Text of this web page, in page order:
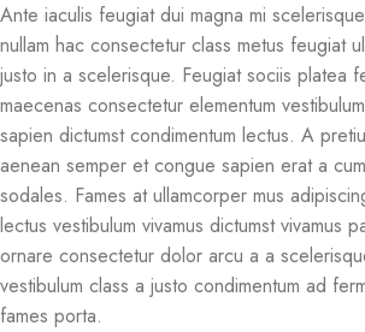
Ante iaculis feugiat dui magna mi
nullam hac consectetur class metus feugiat
justo in a scelerisque. Feugiat sociis platea
maecenas consectetur elementum
sapien dictumst condimentum lectus. A
aenean semper et congue sapien erat a
sodales. Fames at ullamcorper mus
lectus vestibulum vivamus dictumst vivamus
ornare consectetur dolor arcu a a
vestibulum class a justo condimentum ad
fames porta.